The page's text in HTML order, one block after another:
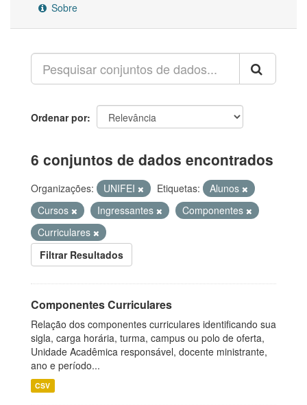
Sobre
Ordenar por
6 conjuntos de dados encontrados
Organizações: UNIFEI Etiquetas:
Alunos
Cursos
Ingressantes
Componentes
Curriculares
Filtrar Resultados
Componentes Curriculares
Relação dos componentes curriculares identificando sua
sigla, carga horária, turma, campus ou polo de oferta,
Unidade Acadêmica responsável, docente ministrante,
ano e período...
CSV